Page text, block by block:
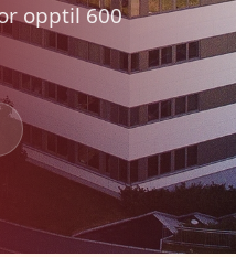
opptil 600